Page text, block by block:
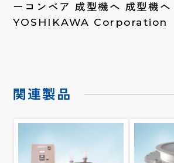
ーコンベア 成型機へ 成型機へ
YOSHIKAWA Corporation
関連製品